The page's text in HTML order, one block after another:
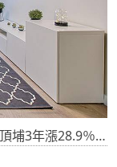
3年漲28.9％最高